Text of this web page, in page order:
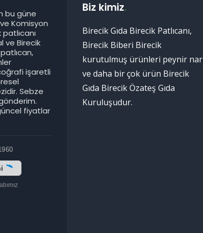
bu güne
Komisyon
ve Birecik
işaretli
Sebze
fiyatlar
Biz kimiz.
Birecik Gıda Birecik Patlıcanı,
Birecik Biberi Birecik
kurutulmuş ürünleri peynir nar
ve daha bir çok ürün Birecik
Gıda Birecik Özateş Gıda
Kuruluşudur.